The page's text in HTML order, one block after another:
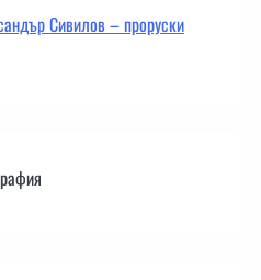
Сивилов – проруски